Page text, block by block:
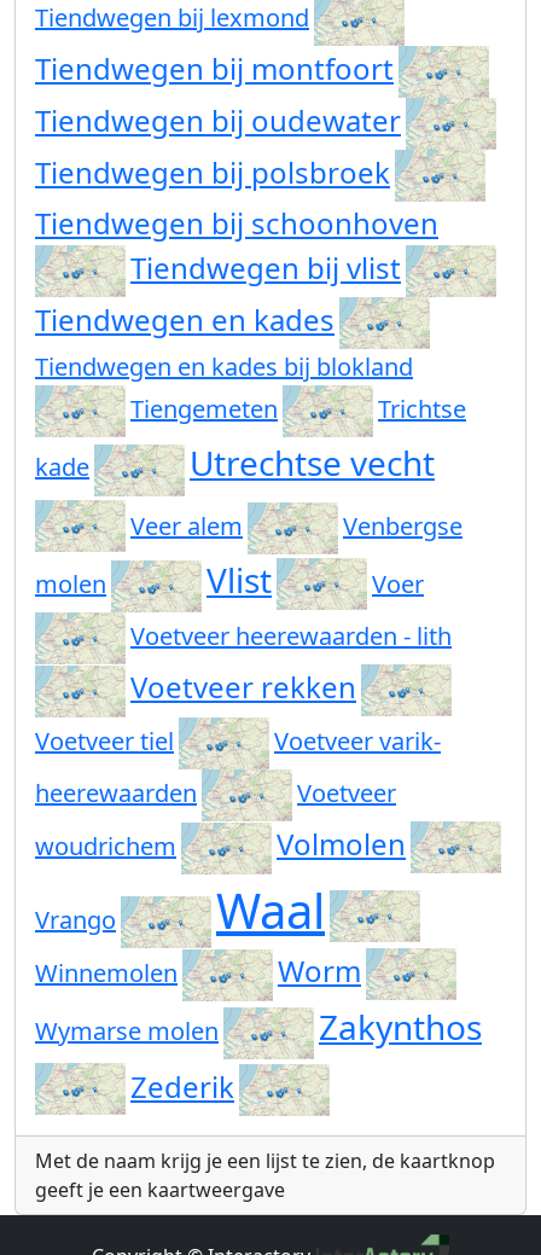
Tiendwegen bij lexmond
Tiendwegen bij montfoort
Tiendwegen bij oudewater
Tiendwegen bij polsbroek
Tiendwegen bij schoonhoven
Tiendwegen bij vlist
Tiendwegen en kades
Tiendwegen en kades bij blokland
Tiengemeten
Trichtse
kade
Utrechtse vecht
Veer alem
Venbergse
molen
Vlist
Voer
Voetveer heerewaarden - lith
Voetveer rekken
Voetveer tiel
Voetveer varik-
heerewaarden
Voetveer
woudrichem
Volmolen
Vrango Waal
Winnemolen Worm
Wymarse molen Zakynthos
Zederik
Met de naam krijg je een lijst te zien, de kaartknop
geeft je een kaartweergave